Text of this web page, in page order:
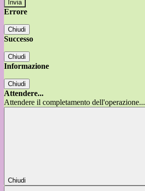
Errore
Chiudi
Successo
Chiudi
Informazione
Chiudi
Attendere...
Attendere il completamento dell'operazione...
Chiudi